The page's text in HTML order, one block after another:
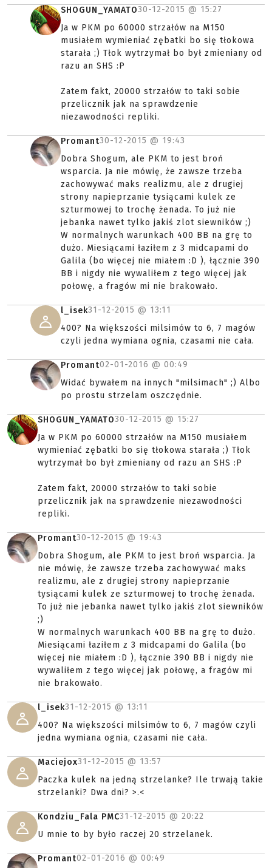
SHOGUN_YAMATO30-12-2015 @ 15:27
Ja w PKM po 60000 strzałów na M150
musiałem wymieniać zębatki bo się tłokowa
starała ;) Tłok wytrzymał bo był zmieniany od
razu an SHS :P
Zatem fakt, 20000 strzałów to taki sobie
przelicznik jak na sprawdzenie
niezawodności repliki.
Promant30-12-2015 @ 19:43
Dobra Shogum, ale PKM to jest broń
wsparcia. Ja nie mówię, że zawsze trzeba
zachowywać maks realizmu, ale z drugiej
strony napieprzanie tysiącami kulek ze
szturmowej to trochę żenada. To już nie
jebanka nawet tylko jakiś zlot siewników ;)
W normalnych warunkach 400 BB na grę to
dużo. Miesiącami łaziłem z 3 midcapami do
Galila (bo więcej nie miałem :D ), łącznie 390
BB i nigdy nie wywaliłem z tego więcej jak
połowę, a fragów mi nie brakowało.
l_isek31-12-2015 @ 13:11
400? Na większości milsimów to 6, 7 magów
czyli jedna wymiana ognia, czasami nie cała.
Promant02-01-2016 @ 00:49
Widać bywałem na innych "milsimach" ;) Albo
po prostu strzelam oszczędnie.
SHOGUN_YAMATO30-12-2015 @ 15:27
Ja w PKM po 60000 strzałów na M150 musiałem
wymieniać zębatki bo się tłokowa starała ;) Tłok
wytrzymał bo był zmieniany od razu an SHS :P
Zatem fakt, 20000 strzałów to taki sobie
przelicznik jak na sprawdzenie niezawodności
repliki.
Promant30-12-2015 @ 19:43
Dobra Shogum, ale PKM to jest broń wsparcia. Ja
nie mówię, że zawsze trzeba zachowywać maks
realizmu, ale z drugiej strony napieprzanie
tysiącami kulek ze szturmowej to trochę żenada.
To już nie jebanka nawet tylko jakiś zlot siewników
;)
W normalnych warunkach 400 BB na grę to dużo.
Miesiącami łaziłem z 3 midcapami do Galila (bo
więcej nie miałem :D ), łącznie 390 BB i nigdy nie
wywaliłem z tego więcej jak połowę, a fragów mi
nie brakowało.
l_isek31-12-2015 @ 13:11
400? Na większości milsimów to 6, 7 magów czyli
jedna wymiana ognia, czasami nie cała.
Maciejox31-12-2015 @ 13:57
Paczka kulek na jedną strzelanke? Ile trwają takie
strzelanki? Dwa dni? >.<
Kondziu_Fala PMC31-12-2015 @ 20:22
U mnie to by było raczej 20 strzelanek.
Promant02-01-2016 @ 00:49